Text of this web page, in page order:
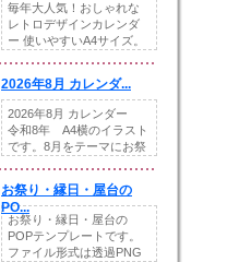
毎年大人気！おしゃれな
レトロデザインカレンダ
ー 使いやすいA4サイズ。
2026年8月 カレンダ...
2026年8月 カレンダー
令和8年 A4横のイラスト
です。8月をテーマにお祭
お祭り・縁日・屋台の
PO...
お祭り・縁日・屋台の
POPテンプレートです。
ファイル形式は透過PNG